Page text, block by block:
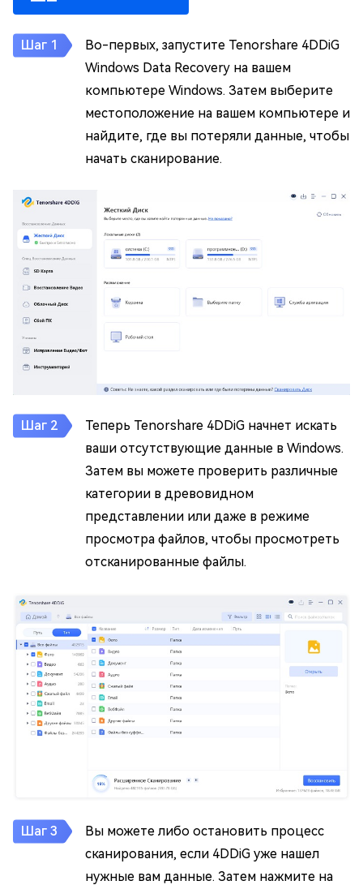
Во-первых, запустите Tenorshare 4DDiG
Windows Data Recovery на вашем
компьютере Windows. Затем выберите
местоположение на вашем компьютере и
найдите, где вы потеряли данные, чтобы
начать сканирование.
Теперь Tenorshare 4DDiG начнет искать
ваши отсутствующие данные в Windows.
Затем вы можете проверить различные
категории в древовидном
представлении или даже в режиме
просмотра файлов, чтобы просмотреть
отсканированные файлы.
Вы можете либо остановить процесс
сканирования, если 4DDiG уже нашел
нужные вам данные. Затем нажмите на